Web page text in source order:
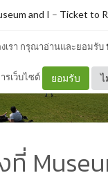
เรา กรุณาอ่านและยอมรับ
รเว็บไซต์ ยอมรับ ไ
and I – Ticket to